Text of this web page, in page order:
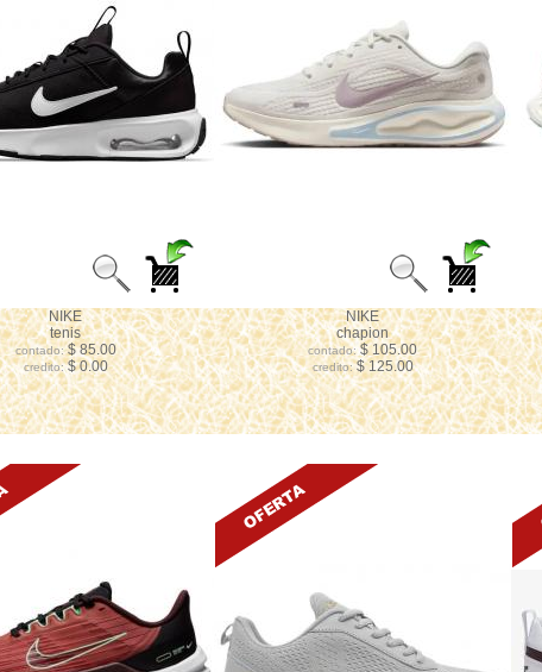
NIKE
tenis
contado:$ 85.00
credito:$ 0.00
NIKE
chapion
contado:$ 105.00
credito:$ 125.00